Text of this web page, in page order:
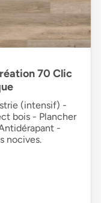
70 Clic
(intensif) -
bois - Plancher
-
nocives.